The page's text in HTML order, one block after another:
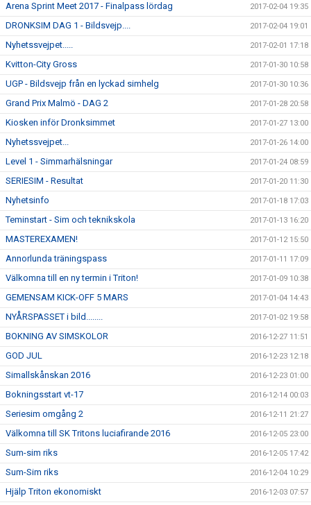
Arena Sprint Meet 2017 - Finalpass lördag 2017-02-04 19:35
DRONKSIM DAG 1 - Bildsvejp.... 2017-02-04 19:01
Nyhetssvejpet..... 2017-02-01 17:18
Kvitton-City Gross 2017-01-30 10:58
UGP - Bildsvejp från en lyckad simhelg 2017-01-30 10:36
Grand Prix Malmö - DAG 2 2017-01-28 20:58
Kiosken inför Dronksimmet 2017-01-27 13:00
Nyhetssvejpet... 2017-01-26 14:00
Level 1 - Simmarhälsningar 2017-01-24 08:59
SERIESIM - Resultat 2017-01-20 11:30
Nyhetsinfo 2017-01-18 17:03
Teminstart - Sim och teknikskola 2017-01-13 16:20
MASTEREXAMEN! 2017-01-12 15:50
Annorlunda träningspass 2017-01-11 17:09
Välkomna till en ny termin i Triton! 2017-01-09 10:38
GEMENSAM KICK-OFF 5 MARS 2017-01-04 14:43
NYÅRSPASSET i bild........ 2017-01-02 19:58
BOKNING AV SIMSKOLOR 2016-12-27 11:51
GOD JUL 2016-12-23 12:18
Simallskånskan 2016 2016-12-23 01:00
Bokningsstart vt-17 2016-12-14 00:03
Seriesim omgång 2 2016-12-11 21:27
Välkomna till SK Tritons luciafirande 2016 2016-12-05 23:00
Sum-sim riks 2016-12-05 17:42
Sum-Sim riks 2016-12-04 10:29
Hjälp Triton ekonomiskt 2016-12-03 07:57